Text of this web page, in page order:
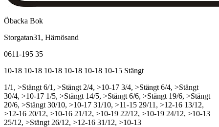
Öbacka Bok
Storgatan31, Härnösand
0611-195 35
10-18 10-18 10-18 10-18 10-18 10-15 Stängt
1/1, >Stängt 6/1, >Stängt 2/4, >10-17 3/4, >Stängt 6/4, >Stängt
30/4, >10-17 1/5, >Stängt 14/5, >Stängt 6/6, >Stängt 19/6, >Stängt
20/6, >Stängt 30/10, >10-17 31/10, >11-15 29/11, >12-16 13/12,
>12-16 20/12, >10-16 21/12, >10-19 22/12, >10-19 24/12, >10-13
25/12, >Stängt 26/12, >12-16 31/12, >10-13